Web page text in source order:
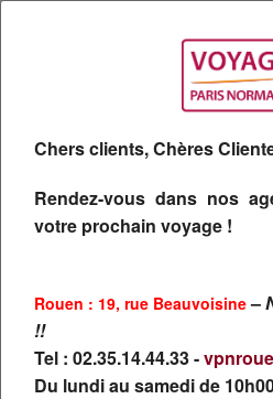
Votre réseau d'agences
Normandie
Chers clients, Chères
Rendez-vous dans nos
votre prochain voyage !
Rouen : 19, rue Beauvoisine–
!!
Tel : 02.35.14.44.33 -
Du lundi au samedi de